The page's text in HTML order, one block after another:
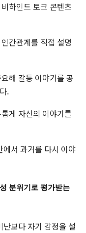
하인드 토크 콘텐츠
간관계를 직접 설명
해 갈등 이야기를 공
.
게 자신의 이야기를
서 과거를 다시 이야
분위기로 평가받는
보다 자기 감정을 설